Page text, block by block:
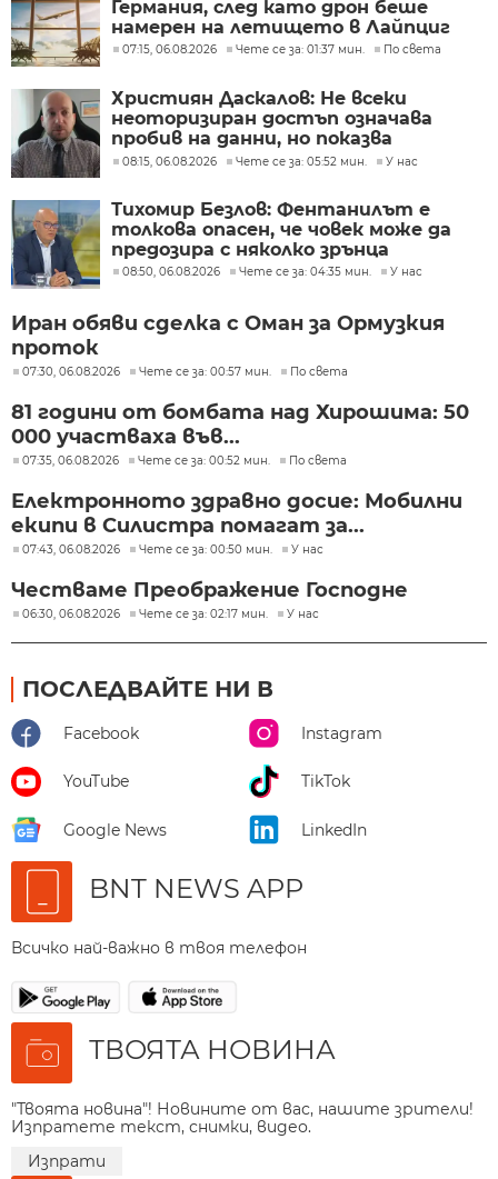
Германия, след като дрон беше
намерен на летището в Лайпциг
07:15, 06.08.2026 Чете се за: 01:37 мин. По света
Християн Даскалов: Не всеки
неоторизиран достъп означава
пробив на данни, но показва
сериозни пропуски в
08:15, 06.08.2026 Чете се за: 05:52 мин. У нас
Тихомир Безлов: Фентанилът е
толкова опасен, че човек може да
предозира с няколко зрънца
08:50, 06.08.2026 Чете се за: 04:35 мин. У нас
Иран обяви сделка с Оман за Ормузкия
проток
07:30, 06.08.2026 Чете се за: 00:57 мин. По света
81 години от бомбата над Хирошима: 50
000 участваха във...
07:35, 06.08.2026 Чете се за: 00:52 мин. По света
Електронното здравно досие: Мобилни
екипи в Силистра помагат за...
07:43, 06.08.2026 Чете се за: 00:50 мин. У нас
Честваме Преображение Господне
06:30, 06.08.2026 Чете се за: 02:17 мин. У нас
ПОСЛЕДВАЙТЕ НИ В
Facebook Instagram
YouTube TikTok
Google News LinkedIn
BNT NEWS APP
Всичко най-важно в твоя телефон
ТВОЯТА НОВИНА
"Твоята новина"! Новините от вас, нашите зрители!
Изпратете текст, снимки, видео.
Изпрати